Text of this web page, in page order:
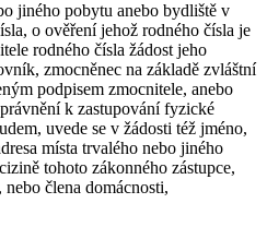
jiného pobytu anebo bydliště v
o ověření jehož rodného čísla je
rodného čísla žádost jeho
zmocněnec na základě zvláštní
podpisem zmocnitele, anebo
k zastupování fyzické
uvede se v žádosti též jméno,
místa trvalého nebo jiného
tohoto zákonného zástupce,
člena domácnosti,